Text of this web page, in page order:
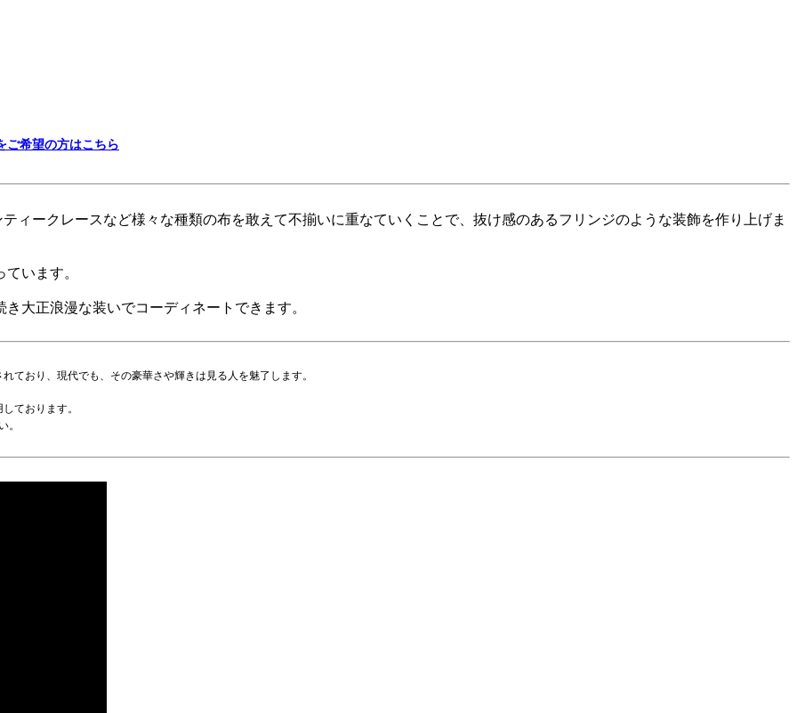
ご希望の方はこちら
ィークレースなど様々な種類の布を敢えて不揃いに重なていくことで、抜け感のあるフリンジのような装飾を作り上げま
います。
大正浪漫な装いでコーディネートできます。
ており、現代でも、その豪華さや輝きは見る人を魅了します。
ております。
。